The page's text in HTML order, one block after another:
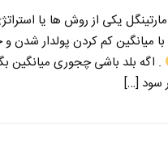
یکی از روش ها یا
با میانگین کم کردن پولدار شدن
. اگه بلد باشی چجوری میانگین
سود […]